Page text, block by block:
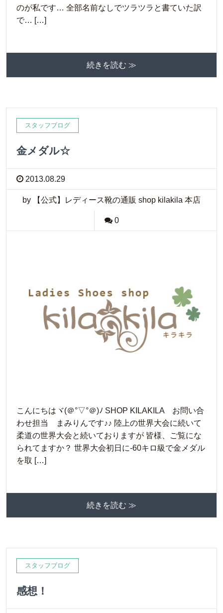
のが私です… 全部名前なしでツラツラと書ていた訳
で… […]
続きを読む ≫
スタッフブログ
金メダル☆
2013.08.29
by 【公式】レディース靴の通販 shop kilakila 本店
0
こんにちはヾ(＠°▽°＠)ﾉ SHOP KILAKILA お問い合
わせ担当 まみりんです♪♪ 陸上の世界大会に続いて
柔道の世界大会と続いておりますが 皆様、ご覧にな
られてますか？ 世界大会初日に-60キロ級で金メダル
を取 […]
続きを読む ≫
スタッフブログ
感想！